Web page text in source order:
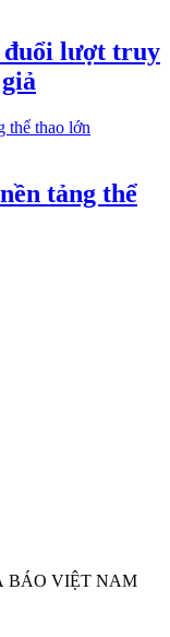
đuổi lượt truy
tảng thể
BÁO VIỆT NAM